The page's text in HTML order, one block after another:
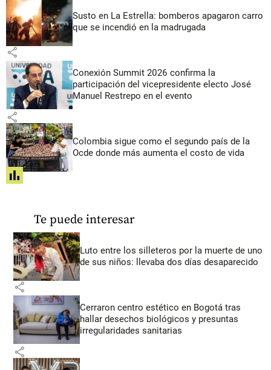
Susto en La Estrella: bomberos apagaron carro
que se incendió en la madrugada
share
Conexión Summit 2026 confirma la
participación del vicepresidente electo José
Manuel Restrepo en el evento
share
Colombia sigue como el segundo país de la
Ocde donde más aumenta el costo de vida
share
Te puede interesar
Luto entre los silleteros por la muerte de uno
de sus niños: llevaba dos días desaparecido
share
Cerraron centro estético en Bogotá tras
hallar desechos biológicos y presuntas
irregularidades sanitarias
share